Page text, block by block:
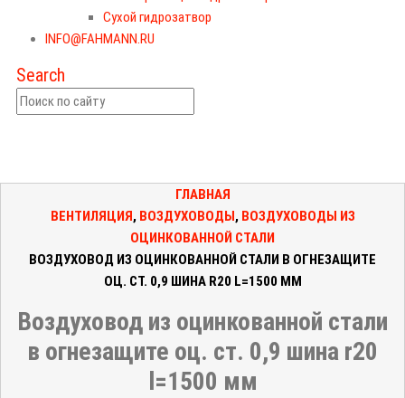
Сухой гидрозатвор
INFO@FAHMANN.RU
Search
ГЛАВНАЯ
ВЕНТИЛЯЦИЯ, ВОЗДУХОВОДЫ, ВОЗДУХОВОДЫ ИЗ
ОЦИНКОВАННОЙ СТАЛИ
ВОЗДУХОВОД ИЗ ОЦИНКОВАННОЙ СТАЛИ В ОГНЕЗАЩИТЕ
ОЦ. СТ. 0,9 ШИНА R20 L=1500 ММ
Воздуховод из оцинкованной стали
в огнезащите оц. ст. 0,9 шина r20
l=1500 мм